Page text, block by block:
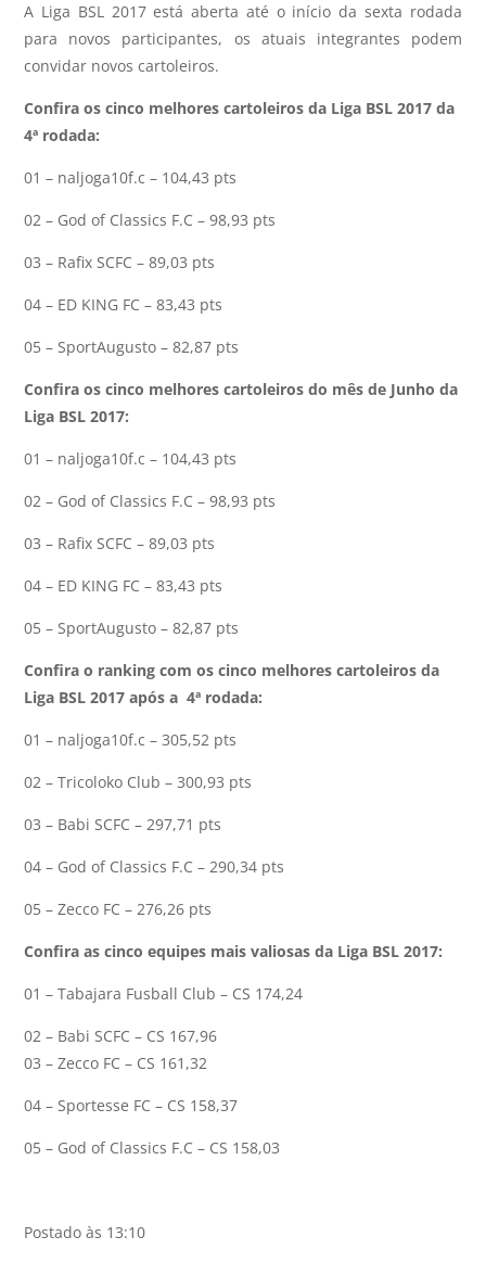
A Liga BSL 2017 está aberta até o início da sexta rodada
para novos participantes, os atuais integrantes podem
convidar novos cartoleiros.
Confira os cinco melhores cartoleiros da Liga BSL 2017 da
4ª rodada:
01 – naljoga10f.c – 104,43 pts
02 – God of Classics F.C – 98,93 pts
03 – Rafix SCFC – 89,03 pts
04 – ED KING FC – 83,43 pts
05 – SportAugusto – 82,87 pts
Confira os cinco melhores cartoleiros do mês de Junho da
Liga BSL 2017:
01 – naljoga10f.c – 104,43 pts
02 – God of Classics F.C – 98,93 pts
03 – Rafix SCFC – 89,03 pts
04 – ED KING FC – 83,43 pts
05 – SportAugusto – 82,87 pts
Confira o ranking com os cinco melhores cartoleiros da
Liga BSL 2017 após a 4ª rodada:
01 – naljoga10f.c – 305,52 pts
02 – Tricoloko Club – 300,93 pts
03 – Babi SCFC – 297,71 pts
04 – God of Classics F.C – 290,34 pts
05 – Zecco FC – 276,26 pts
Confira as cinco equipes mais valiosas da Liga BSL 2017:
01 – Tabajara Fusball Club – CS 174,24
02 – Babi SCFC – CS 167,96
03 – Zecco FC – CS 161,32
04 – Sportesse FC – CS 158,37
05 – God of Classics F.C – CS 158,03
Postado às 13:10